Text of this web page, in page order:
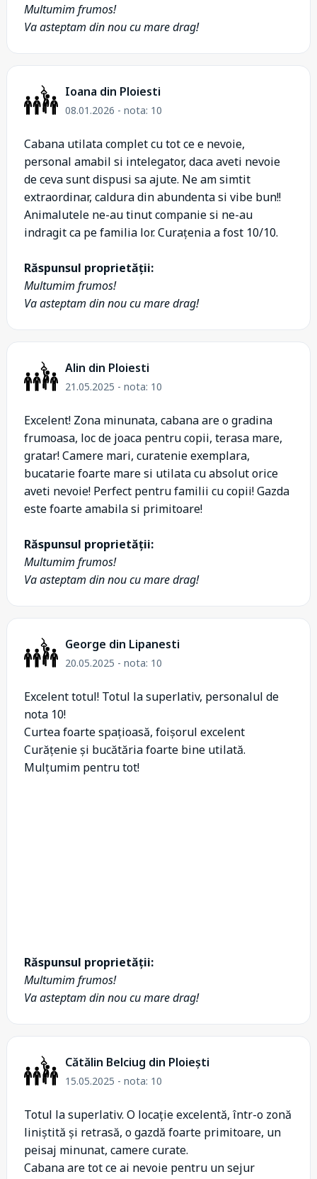
Multumim frumos!
Va asteptam din nou cu mare drag!
Ioana din Ploiesti
08.01.2026 - nota: 10
Cabana utilata complet cu tot ce e nevoie,
personal amabil si intelegator, daca aveti nevoie
de ceva sunt dispusi sa ajute. Ne am simtit
extraordinar, caldura din abundenta si vibe bun!!
Animalutele ne-au tinut companie si ne-au
indragit ca pe familia lor. Curațenia a fost 10/10.
Răspunsul proprietății:
Multumim frumos!
Va asteptam din nou cu mare drag!
Alin din Ploiesti
21.05.2025 - nota: 10
Excelent! Zona minunata, cabana are o gradina
frumoasa, loc de joaca pentru copii, terasa mare,
gratar! Camere mari, curatenie exemplara,
bucatarie foarte mare si utilata cu absolut orice
aveti nevoie! Perfect pentru familii cu copii! Gazda
este foarte amabila si primitoare!
Răspunsul proprietății:
Multumim frumos!
Va asteptam din nou cu mare drag!
George din Lipanesti
20.05.2025 - nota: 10
Excelent totul! Totul la superlativ, personalul de
nota 10!
Curtea foarte spațioasă, foișorul excelent
Curățenie și bucătăria foarte bine utilată.
Mulțumim pentru tot!
Răspunsul proprietății:
Multumim frumos!
Va asteptam din nou cu mare drag!
Cătălin Belciug din Ploiești
15.05.2025 - nota: 10
Totul la superlativ. O locație excelentă, într-o zonă
liniștită și retrasă, o gazdă foarte primitoare, un
peisaj minunat, camere curate.
Cabana are tot ce ai nevoie pentru un sejur